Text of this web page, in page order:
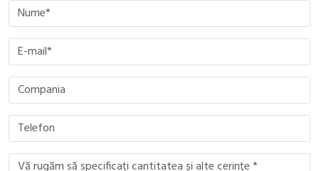
Please leave this field empty.
Please leave this field empty.
Please leave this field empty.
Please leave this field empty.